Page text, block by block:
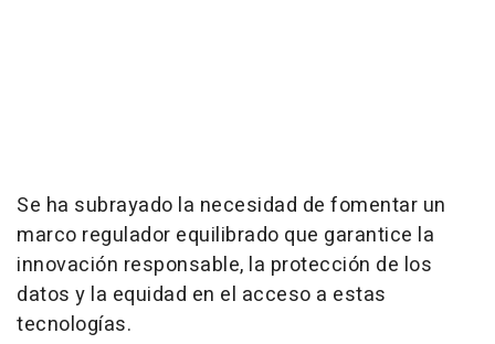
Se ha subrayado la necesidad de fomentar un
marco regulador equilibrado que garantice la
innovación responsable, la protección de los
datos y la equidad en el acceso a estas
tecnologías.